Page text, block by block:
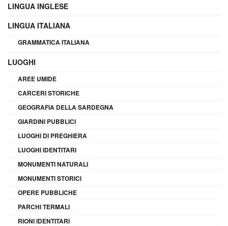
LINGUA INGLESE
LINGUA ITALIANA
GRAMMATICA ITALIANA
LUOGHI
AREE UMIDE
CARCERI STORICHE
GEOGRAFIA DELLA SARDEGNA
GIARDINI PUBBLICI
LUOGHI DI PREGHIERA
LUOGHI IDENTITARI
MONUMENTI NATURALI
MONUMENTI STORICI
OPERE PUBBLICHE
PARCHI TERMALI
RIONI IDENTITARI